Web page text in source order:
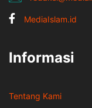
MediaIslam.id
Informasi
Tentang Kami